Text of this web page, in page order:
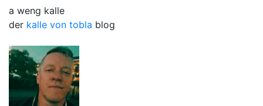
a weng kalle
der kalle von tobla blog